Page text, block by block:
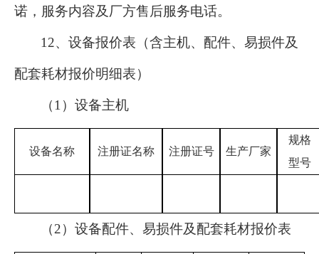
诺，服务内容及厂方售后服务电话。
12、设备报价表（含主机、配件、易损件及
配套耗材报价明细表）
（1）设备主机
设备名称 注册证名称 注册证号 生产厂家
规格
型号
（2）设备配件、易损件及配套耗材报价表